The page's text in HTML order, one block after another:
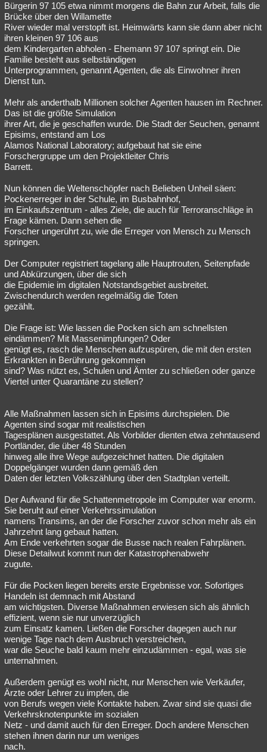
Bürgerin 97 105 etwa nimmt morgens die Bahn zur Arbeit, falls die
Brücke über den Willamette
River wieder mal verstopft ist. Heimwärts kann sie dann aber nicht
ihren kleinen 97 106 aus
dem Kindergarten abholen - Ehemann 97 107 springt ein. Die
Familie besteht aus selbständigen
Unterprogrammen, genannt Agenten, die als Einwohner ihren
Dienst tun.
Mehr als anderthalb Millionen solcher Agenten hausen im Rechner.
Das ist die größte Simulation
ihrer Art, die je geschaffen wurde. Die Stadt der Seuchen, genannt
Episims, entstand am Los
Alamos National Laboratory; aufgebaut hat sie eine
Forschergruppe um den Projektleiter Chris
Barrett.
Nun können die Weltenschöpfer nach Belieben Unheil säen:
Pockenerreger in der Schule, im Busbahnhof,
im Einkaufszentrum - alles Ziele, die auch für Terroranschläge in
Frage kämen. Dann sehen die
Forscher ungerührt zu, wie die Erreger von Mensch zu Mensch
springen.
Der Computer registriert tagelang alle Hauptrouten, Seitenpfade
und Abkürzungen, über die sich
die Epidemie im digitalen Notstandsgebiet ausbreitet.
Zwischendurch werden regelmäßig die Toten
gezählt.
Die Frage ist: Wie lassen die Pocken sich am schnellsten
eindämmen? Mit Massenimpfungen? Oder
genügt es, rasch die Menschen aufzuspüren, die mit den ersten
Erkrankten in Berührung gekommen
sind? Was nützt es, Schulen und Ämter zu schließen oder ganze
Viertel unter Quarantäne zu stellen?
Alle Maßnahmen lassen sich in Episims durchspielen. Die
Agenten sind sogar mit realistischen
Tagesplänen ausgestattet. Als Vorbilder dienten etwa zehntausend
Portländer, die über 48 Stunden
hinweg alle ihre Wege aufgezeichnet hatten. Die digitalen
Doppelgänger wurden dann gemäß den
Daten der letzten Volkszählung über den Stadtplan verteilt.
Der Aufwand für die Schattenmetropole im Computer war enorm.
Sie beruht auf einer Verkehrssimulation
namens Transims, an der die Forscher zuvor schon mehr als ein
Jahrzehnt lang gebaut hatten.
Am Ende verkehrten sogar die Busse nach realen Fahrplänen.
Diese Detailwut kommt nun der Katastrophenabwehr
zugute.
Für die Pocken liegen bereits erste Ergebnisse vor. Sofortiges
Handeln ist demnach mit Abstand
am wichtigsten. Diverse Maßnahmen erwiesen sich als ähnlich
effizient, wenn sie nur unverzüglich
zum Einsatz kamen. Ließen die Forscher dagegen auch nur
wenige Tage nach dem Ausbruch verstreichen,
war die Seuche bald kaum mehr einzudämmen - egal, was sie
unternahmen.
Außerdem genügt es wohl nicht, nur Menschen wie Verkäufer,
Ärzte oder Lehrer zu impfen, die
von Berufs wegen viele Kontakte haben. Zwar sind sie quasi die
Verkehrsknotenpunkte im sozialen
Netz - und damit auch für den Erreger. Doch andere Menschen
stehen ihnen darin nur um weniges
nach.